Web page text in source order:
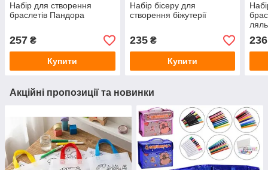
Набір для створення
браслетів Пандора
257 ₴
Купити
Набір бісеру для
створення біжутерії
235₴
Купити
236
Акційні пропозиції та новинки